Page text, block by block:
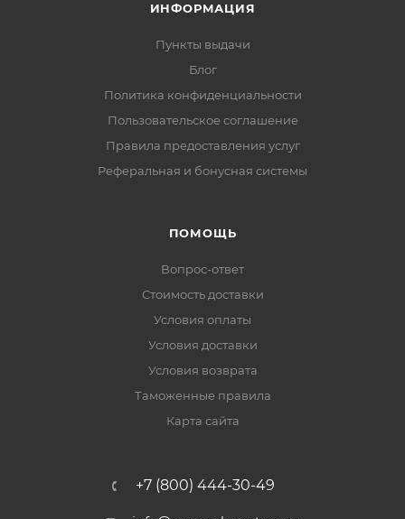
ИНФОРМАЦИЯ
Пункты выдачи
Блог
Политика конфиденциальности
Пользовательское соглашение
Правила предоставления услуг
Реферальная и бонусная системы
ПОМОЩЬ
Вопрос-ответ
Стоимость доставки
Условия оплаты
Условия доставки
Условия возврата
Таможенные правила
Карта сайта
+7 (800) 444-30-49